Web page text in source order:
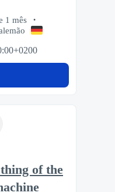
1 mês
of the